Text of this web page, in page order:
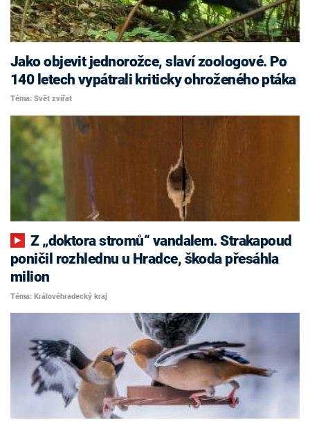
Jako objevit jednorožce, slaví zoologové. Po
140 letech vypátrali kriticky ohroženého ptáka
Téma: Svět zvířat
Z „doktora stromů“ vandalem. Strakapoud
poničil rozhlednu u Hradce, škoda přesáhla
milion
Téma: Královéhradecký kraj